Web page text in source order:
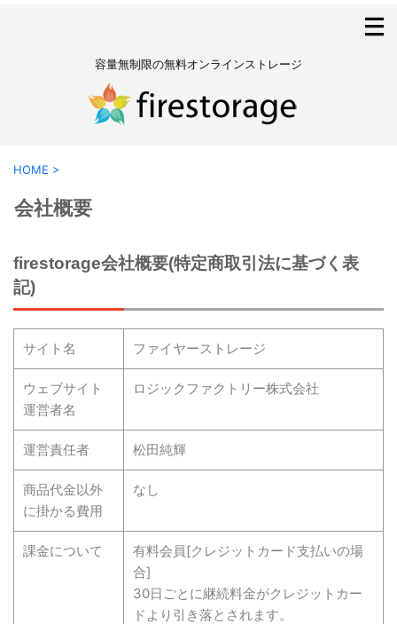
容量無制限の無料オンラインストレージ
HOME >
会社概要
firestorage会社概要(特定商取引法に基づく表
記)
サイト名 ファイヤーストレージ
ウェブサイト
運営者名
ロジックファクトリー株式会社
運営責任者 松田純輝
商品代金以外
に掛かる費用
なし
課金について
有料会員[クレジットカード支払いの場
合]
30日ごとに継続料金がクレジットカー
ドより引き落とされます。